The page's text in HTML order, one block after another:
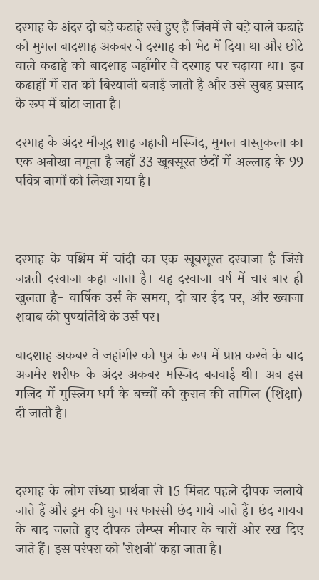
दरगाह के अंदर दो बड़े कढाहे रखे हुए हैं जिनमें से बड़े वाले कढाहे
को मुगल बादशाह अकबर ने दरगाह को भेट में दिया था और छोटे
वाले कढाहे को बादशाह जहाँगीर ने दरगाह पर चढ़ाया था। इन
कढाहों में रात को बिरयानी बनाई जाती है और उसे सुबह प्रसाद
के रूप में बांटा जाता है।
दरगाह के अंदर मौजूद शाह जहानी मस्जिद, मुगल वास्तुकला का
एक अनोखा नमूना है जहाँ 33 खूबसूरत छंदों में अल्लाह के 99
पवित्र नामों को लिखा गया है।
दरगाह के पश्चिम में चांदी का एक खूबसूरत दरवाजा है जिसे
जन्नती दरवाजा कहा जाता है। यह दरवाजा वर्ष में चार बार ही
खुलता है- वार्षिक उर्स के समय, दो बार ईद पर, और ख्वाजा
शवाब की पुण्यतिथि के उर्स पर।
बादशाह अकबर ने जहांगीर को पुत्र के रूप में प्राप्त करने के बाद
अजमेर शरीफ के अंदर अकबर मस्जिद बनवाई थी। अब इस
मजिद में मुस्लिम धर्म के बच्चों को कुरान की तामिल (शिक्षा)
दी जाती है।
दरगाह के लोग संध्या प्रार्थना से 15 मिनट पहले दीपक जलाये
जाते हैं और ड्रम की धुन पर फारसी छंद गाये जाते हैं। छंद गायन
के बाद जलते हुए दीपक लैम्प्स मीनार के चारों ओर रख दिए
जाते हैं। इस परंपरा को 'रोशनी' कहा जाता है।